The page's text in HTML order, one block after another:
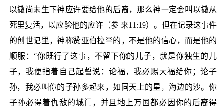
以撒尚未生下神应许要给他的后裔，那么神一定会叫以撒从
死里复活，以应验他的应许（参 来11:19）。但在记录这事件
的创世记里，神称赞亚伯拉罕的，不是他的信心，而是他的
顺服：“你既行了这事，不留下你的儿子，就是你独生的儿
子，我便指着自己起誓说：论福，我必赐大福给你；论子
孙，我必叫你的子孙多起来，如同天上的星，海边的沙。你
子孙必得着仇敌的城门，并且地上万国都必因你的后裔得